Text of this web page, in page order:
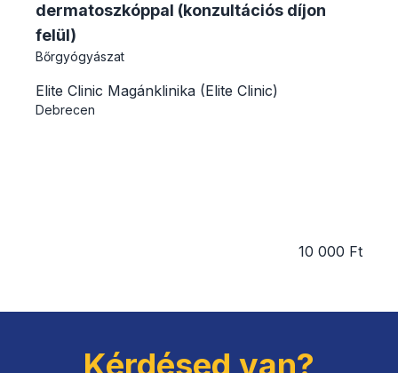
dermatoszkóppal (konzultációs díjon
felül)
Bőrgyógyászat
Elite Clinic Magánklinika (Elite Clinic)
Debrecen
10 000 Ft